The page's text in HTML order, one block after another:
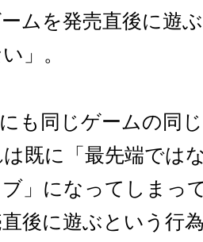
ムを発売直後に遊
」。
も同じゲームの同
既に「最先端では
」になってしまっ
後に遊ぶという行